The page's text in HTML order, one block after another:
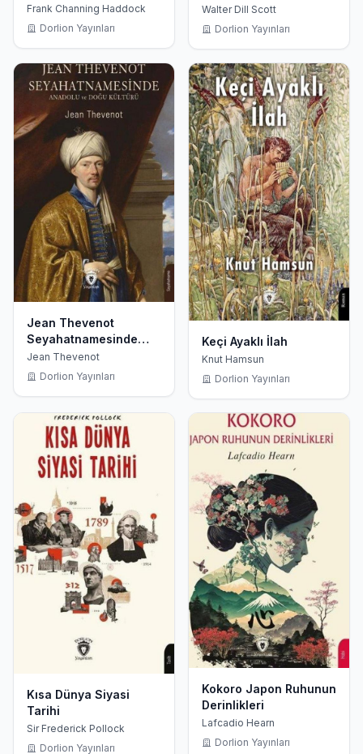
Frank Channing Haddock
Dorlion Yayınları
Yöntemleri
Walter Dill Scott
Dorlion Yayınları
Jean Thevenot
Seyahatnamesinde
Anadolu ve Doğu
Kültürü
Jean Thevenot
Dorlion Yayınları
Keçi Ayaklı İlah
Knut Hamsun
Dorlion Yayınları
Kısa Dünya Siyasi
Tarihi
Sir Frederick Pollock
Dorlion Yayınları
Kokoro Japon Ruhunun
Derinlikleri
Lafcadio Hearn
Dorlion Yayınları